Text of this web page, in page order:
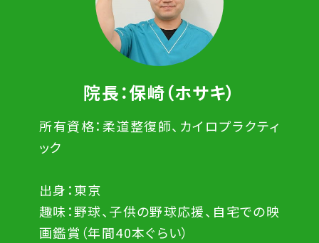
院長：保崎（ホサキ）
所有資格：柔道整復師、カイロプラクティ
ック
出身：東京
趣味：野球、子供の野球応援、自宅での映
画鑑賞（年間40本ぐらい）